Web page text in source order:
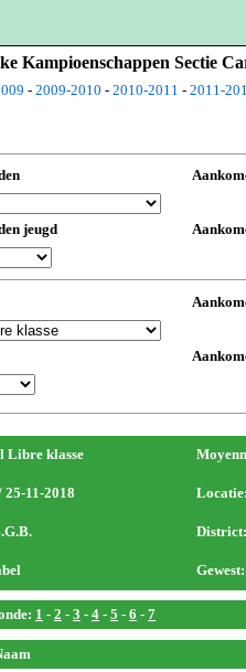
Kampioenschappen Sectie
- 2009-2010 - 2010-2011 - 2011-
jeugd
Libre klasse
25-11-2018
1 - 2 - 3 - 4 - 5 - 6 - 7